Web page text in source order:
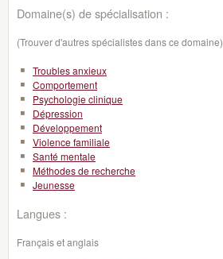
Domaine(s) de spécialisation :
(Trouver d'autres spécialistes dans ce domaine)
Troubles anxieux
Comportement
Psychologie clinique
Dépression
Développement
Violence familiale
Santé mentale
Méthodes de recherche
Jeunesse
Langues :
Français et anglais